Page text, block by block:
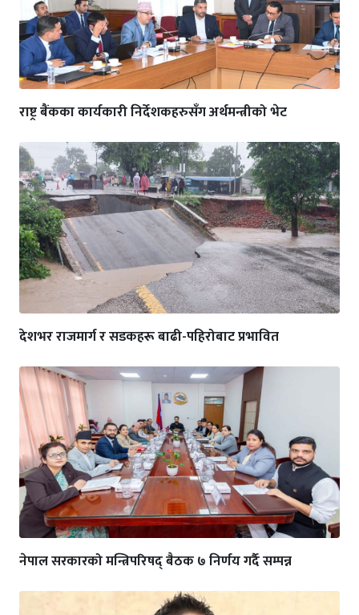
राष्ट्र बैंकका कार्यकारी निर्देशकहरुसँग अर्थमन्त्रीको भेट
देशभर राजमार्ग र सडकहरू बाढी-पहिरोबाट प्रभावित
नेपाल सरकारको मन्त्रिपरिषद् बैठक ७ निर्णय गर्दै सम्पन्न